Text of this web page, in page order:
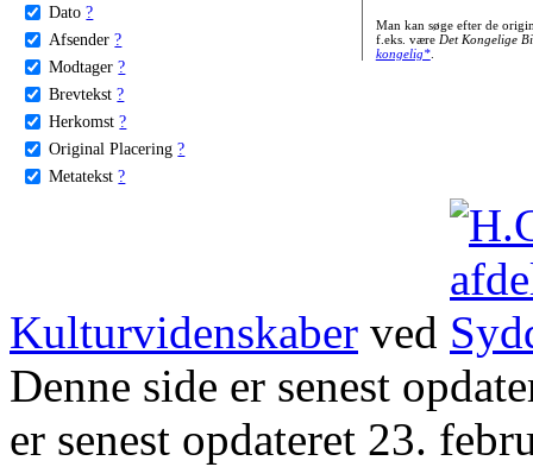
Dato ?
Afsender ?
Modtager ?
Brevtekst ?
Herkomst ?
Original Placering ?
Metatekst ?
Man kan søge efter de
f.eks. være Det Kongelige
kongelig*.
Kulturvidenskaber ved
Denne side er senest
er senest opdateret 23.